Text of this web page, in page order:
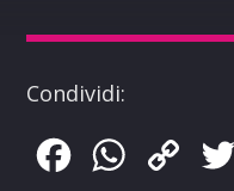
Condividi:
FacebookWhatsApp
Copy